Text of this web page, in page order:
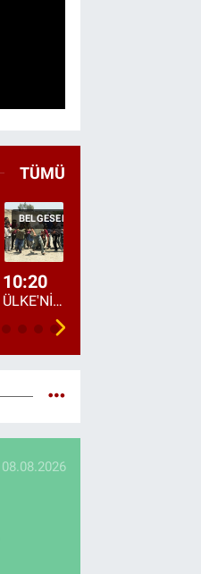
TÜMÜ
BELGESEL
10:20
ÜLKE'NİN ÇOCUKLARI
08.08.2026